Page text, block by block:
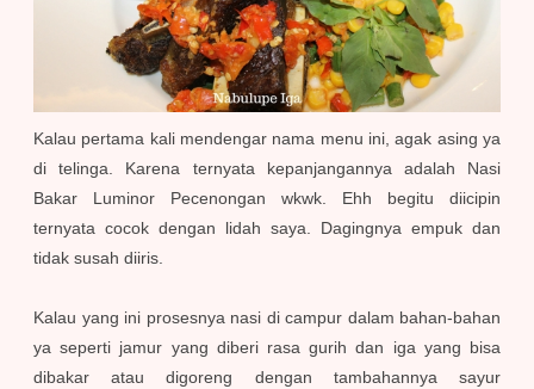
Kalau pertama kali mendengar nama menu ini, agak asing ya
di telinga. Karena ternyata kepanjangannya adalah Nasi
Bakar Luminor Pecenongan wkwk. Ehh begitu diicipin
ternyata cocok dengan lidah saya. Dagingnya empuk dan
tidak susah diiris.
Kalau yang ini prosesnya nasi di campur dalam bahan-bahan
ya seperti jamur yang diberi rasa gurih dan iga yang bisa
dibakar atau digoreng dengan tambahannya sayur